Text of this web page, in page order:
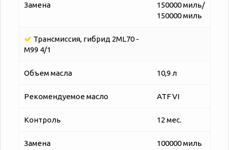
Замена
150000 миль/
150000 миль
Трансмиссия, гибрид 2ML70 -
M99 4/1
Объем масла 10,9 л
Рекомендуемое масло ATF VI
Контроль 12 мес.
Замена 100000 миль